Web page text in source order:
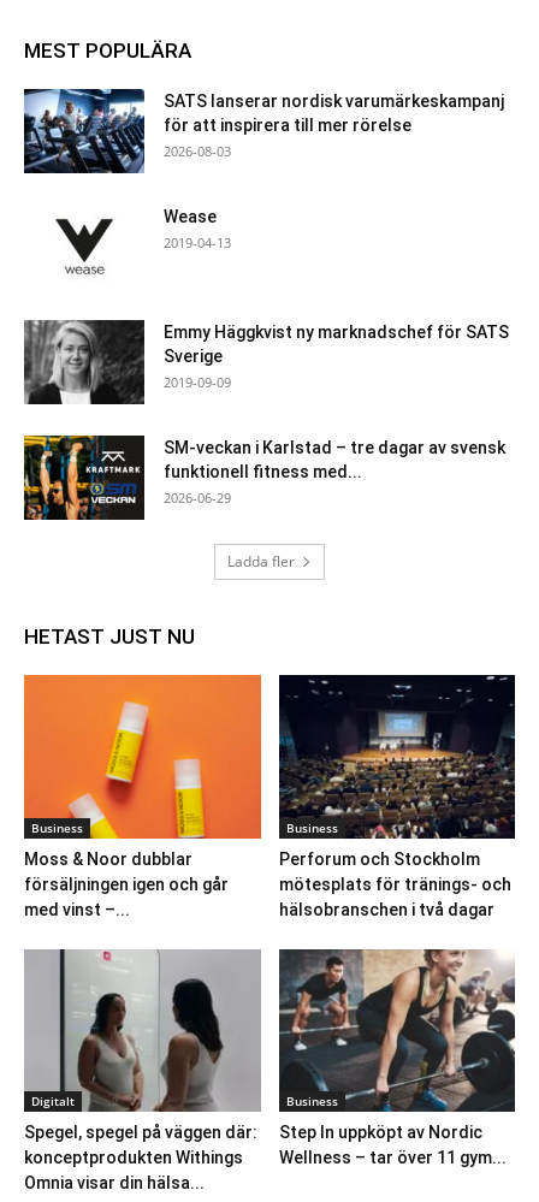
MEST POPULÄRA
SATS lanserar nordisk varumärkeskampanj
för att inspirera till mer rörelse
2026-08-03
Wease
2019-04-13
Emmy Häggkvist ny marknadschef för SATS
Sverige
2019-09-09
SM-veckan i Karlstad – tre dagar av svensk
funktionell fitness med...
2026-06-29
Ladda fler
HETAST JUST NU
Business
Moss & Noor dubblar
försäljningen igen och går
med vinst –...
Business
Perforum och Stockholm
mötesplats för tränings- och
hälsobranschen i två dagar
Digitalt
Spegel, spegel på väggen där:
konceptprodukten Withings
Omnia visar din hälsa...
Business
Step In uppköpt av Nordic
Wellness – tar över 11 gym...